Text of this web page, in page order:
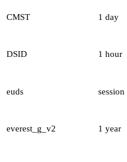
CMST 1 day
DSID 1 hour
euds session
everest_g_v2 1 year